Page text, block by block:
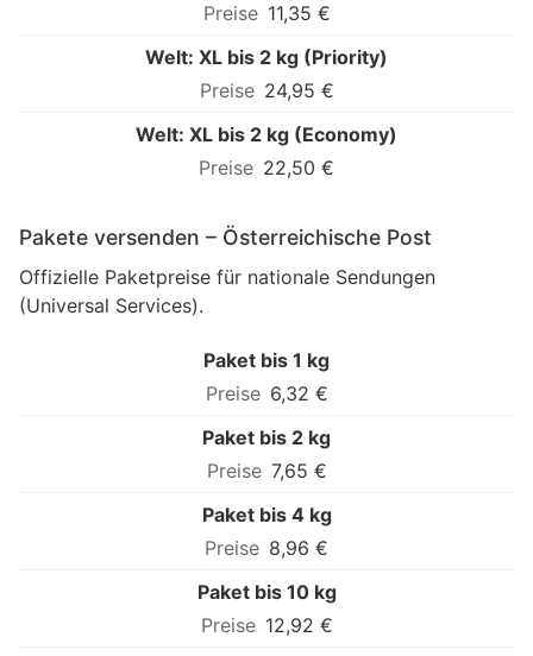
11,35 €
Welt: XL bis 2 kg (Priority)
24,95 €
Welt: XL bis 2 kg (Economy)
22,50 €
Pakete versenden – Österreichische Post
Offizielle Paketpreise für nationale Sendungen
(Universal Services).
Paket bis 1 kg
6,32 €
Paket bis 2 kg
7,65 €
Paket bis 4 kg
8,96 €
Paket bis 10 kg
12,92 €